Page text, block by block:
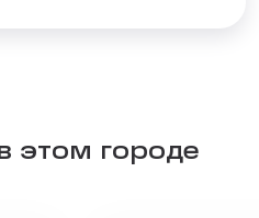
этом городе